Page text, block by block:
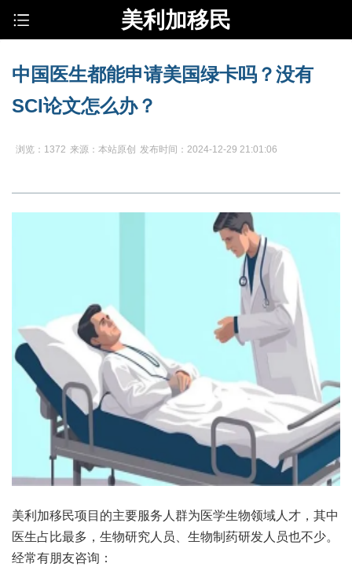
美利加移民
中国医生都能申请美国绿卡吗？没有
SCI论文怎么办？
浏览：1372 来源：本站原创 发布时间：2024-12-29 21:01:06
美利加移民项目的主要服务人群为医学生物领域人才，其中
医生占比最多，生物研究人员、生物制药研发人员也不少。
经常有朋友咨询：